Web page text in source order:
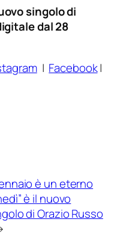
singolo di
dal 28
| Facebook|
è un eterno
è il nuovo
di Orazio Russo